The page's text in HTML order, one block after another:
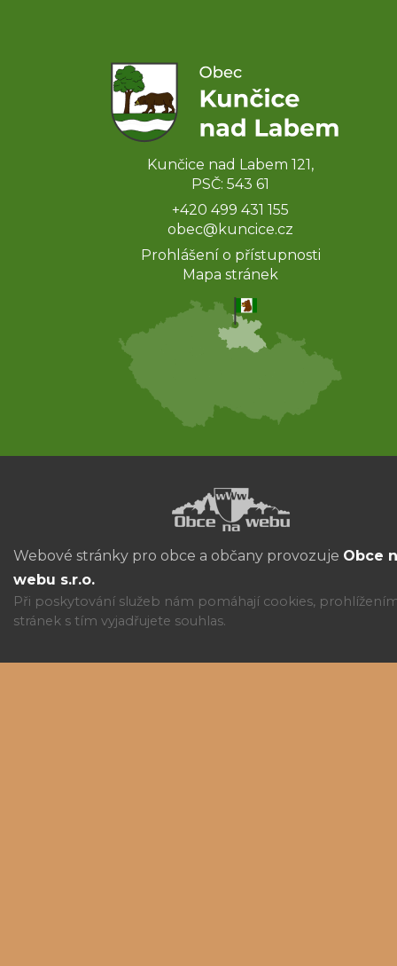
Kunčice nad Labem 121,
PSČ: 543 61
+420 499 431 155
obec@kuncice.cz
Prohlášení o přístupnosti
Mapa stránek
Webové stránky pro obce a občany provozuje Obce
webu s.r.o.
Při poskytování služeb nám pomáhají cookies,
stránek s tím vyjadřujete souhlas.